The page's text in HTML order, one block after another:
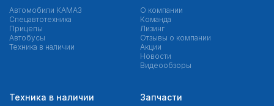
Автомобили КАМАЗ
Спецавтотехника
Прицепы
Автобусы
Техника в наличии
О компании
Команда
Лизинг
Отзывы о компании
Акции
Новости
Видеообзоры
Техника в наличии
Запчасти